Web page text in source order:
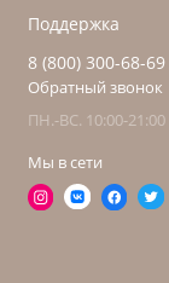
Поддержка
8 (800) 300-68-69
Обратный звонок
ПН.-ВС. 10:00-21:00
Мы в сети